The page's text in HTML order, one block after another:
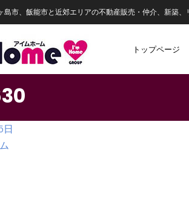
島市、飯能市と近郊エリアの不動産販売・仲介、新築
トップページ
日